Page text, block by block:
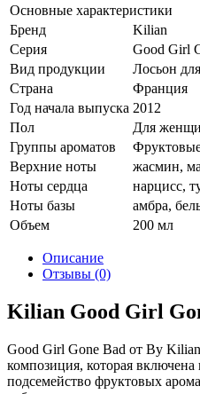
Основные характеристики
Бренд
Kilian
Серия
Good Girl
Вид продукции
Лосьон
Страна
Франция
Год начала выпуска 2012
Пол
Для
Группы ароматов
Верхние ноты
жасмин,
Ноты сердца
нарцисс,
Ноты базы
амбра,
Объем
200 мл
Описание
Отзывы (0)
Kilian Good Girl
Good Girl Gone Bad от By
композиция, которая
подсемейство фруктовых